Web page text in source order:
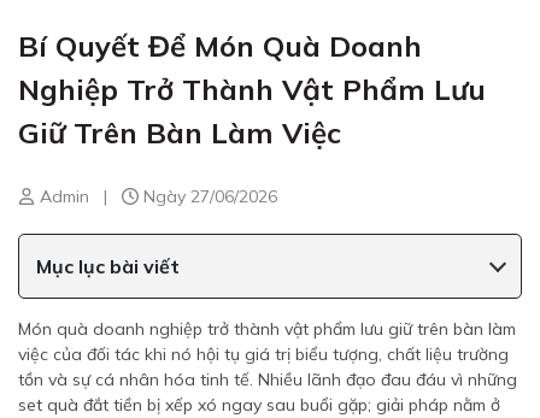
Bí Quyết Để Món Quà Doanh
Nghiệp Trở Thành Vật Phẩm Lưu
Giữ Trên Bàn Làm Việc
Admin | Ngày 27/06/2026
Mục lục bài viết
Món quà doanh nghiệp trở thành vật phẩm lưu giữ trên bàn làm
việc của đối tác khi nó hội tụ giá trị biểu tượng, chất liệu trường
tồn và sự cá nhân hóa tinh tế. Nhiều lãnh đạo đau đáu vì những
set quà đắt tiền bị xếp xó ngay sau buổi gặp; giải pháp nằm ở